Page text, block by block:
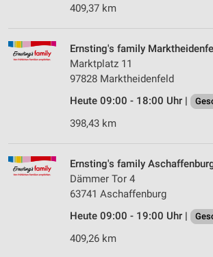
409,37 km
Ernsting's family
Marktplatz 11
97828 Marktheidenfeld
Heute 09:00 - 18:00 Uhr |
398,43 km
Ernsting's family
Dämmer Tor 4
63741 Aschaffenburg
Heute 09:00 - 19:00 Uhr |
409,26 km